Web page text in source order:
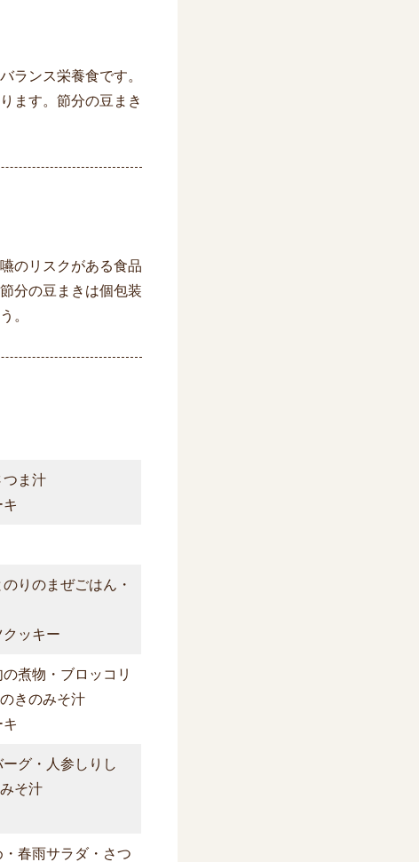
ランス栄養食です。
ます。節分の豆まき
のリスクがある食品
分の豆まきは個包装
。
つま汁
りのまぜごはん・
ッキー
煮物・ブロッコリ
きのみそ汁
グ・人参しりし
そ汁
春雨サラダ・さつ